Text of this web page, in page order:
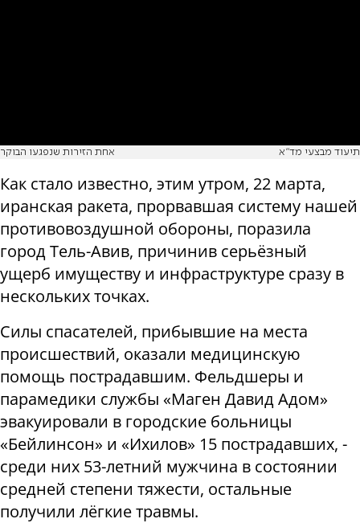
אחת הזירות שנפגעו הבוקר תיעוד מבצעי מד"א
Как стало известно, этим утром, 22 марта,
иранская ракета, прорвавшая систему нашей
противовоздушной обороны, поразила
город Тель-Авив, причинив серьёзный
ущерб имуществу и инфраструктуре сразу в
нескольких точках.
Силы спасателей, прибывшие на места
происшествий, оказали медицинскую
помощь пострадавшим. Фельдшеры и
парамедики службы «Маген Давид Адом»
эвакуировали в городские больницы
«Бейлинсон» и «Ихилов» 15 пострадавших, -
среди них 53-летний мужчина в состоянии
средней степени тяжести, остальные
получили лёгкие травмы.